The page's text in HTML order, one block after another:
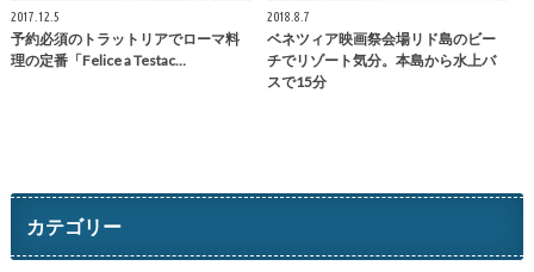
2017.12.5
予約必須のトラットリアでローマ料
理の定番「Felice a Testac…
2018.8.7
ベネツィア映画祭会場リド島のビー
チでリゾート気分。本島から水上バ
スで15分
カテゴリー